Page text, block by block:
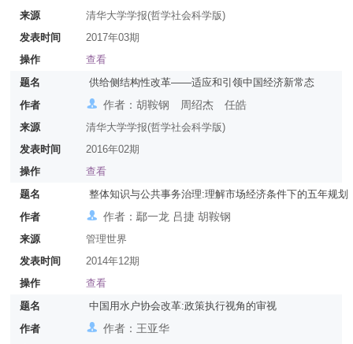
来源
清华大学学报(哲学社会科学版)
发表时间
2017年03期
操作
查看
题名
供给侧结构性改革——适应和引领中国经济新常态
作者
作者：胡鞍钢 周绍杰 任皓
来源
清华大学学报(哲学社会科学版)
发表时间
2016年02期
操作
查看
题名
整体知识与公共事务治理:理解市场经济条件下的五年规划
作者
作者：鄢一龙 吕捷 胡鞍钢
来源
管理世界
发表时间
2014年12期
操作
查看
题名
中国用水户协会改革:政策执行视角的审视
作者
作者：王亚华